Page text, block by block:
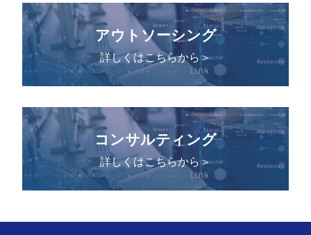
アウトソーシング
詳しくはこちらから＞
コンサルティング
詳しくはこちらから＞